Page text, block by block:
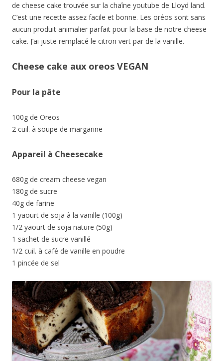
de cheese cake trouvée sur la chaîne youtube de Lloyd land.
C’est une recette assez facile et bonne. Les oréos sont sans
aucun produit animalier parfait pour la base de notre cheese
cake. J’ai juste remplacé le citron vert par de la vanille.
Cheese cake aux oreos VEGAN
Pour la pâte
100g de Oreos
2 cuil. à soupe de margarine
Appareil à Cheesecake
680g de cream cheese vegan
180g de sucre
40g de farine
1 yaourt de soja à la vanille (100g)
1/2 yaourt de soja nature (50g)
1 sachet de sucre vanillé
1/2 cuil. à café de vanille en poudre
1 pincée de sel